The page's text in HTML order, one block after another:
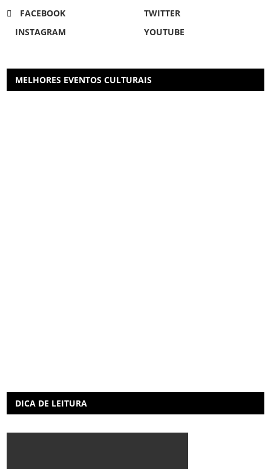
FACEBOOK
TWITTER
INSTAGRAM
YOUTUBE
MELHORES EVENTOS CULTURAIS
DICA DE LEITURA